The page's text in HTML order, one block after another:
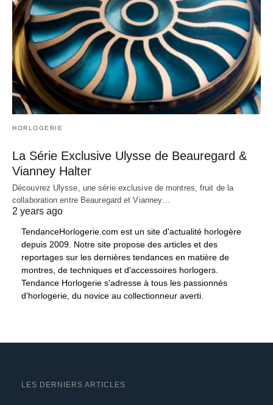
HORLOGERIE
La Série Exclusive Ulysse de Beauregard &
Vianney Halter
Découvrez Ulysse, une série exclusive de montres, fruit de la
collaboration entre Beauregard et Vianney…
2 years ago
TendanceHorlogerie.com est un site d'actualité horlogère
depuis 2009. Notre site propose des articles et des
reportages sur les dernières tendances en matière de
montres, de techniques et d'accessoires horlogers.
Tendance Horlogerie s'adresse à tous les passionnés
d'horlogerie, du novice au collectionneur averti.
LES DERNIERS ARTICLES